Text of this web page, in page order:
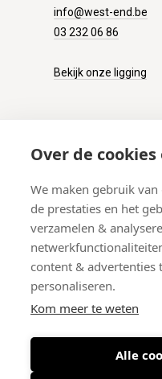
Over de
We maken gebruik
de prestaties en het
verzamelen &
content & advertenties
personaliseren.
Kom meer te weten
Alle
info@west-end.be
03 232 06 86
Bekijk onze ligging
Verzenden
Retourneren
Betalen
Veelgestelde vragen
© 2026 West-End BV-Meir